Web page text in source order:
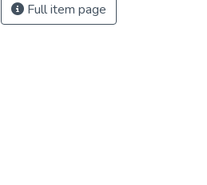
Full item page